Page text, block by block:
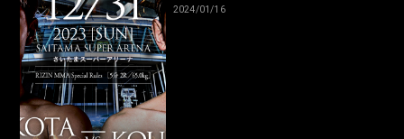
TRIGGER 3rd TRIGGER 2nd
LANDMARK vol.17 LANDMARK vol.16
LANDMARK vol.15 LANDMARK vol.14
2024/01/16